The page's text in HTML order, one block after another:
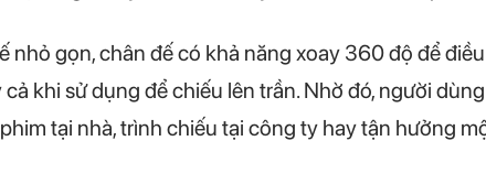
nhỏ gọn, chân đế có khả năng xoay 360 độ để
khi sử dụng để chiếu lên trần. Nhờ đó, người
tại nhà, trình chiếu tại công ty hay tận hưởng